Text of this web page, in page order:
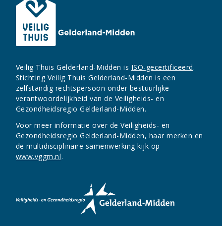
Veilig Thuis Gelderland-Midden is ISO-gecertificeerd.
Stichting Veilig Thuis Gelderland-Midden is een
zelfstandig rechtspersoon onder bestuurlijke
verantwoordelijkheid van de Veiligheids- en
Gezondheidsregio Gelderland-Midden.
Voor meer informatie over de Veiligheids- en
Gezondheidsregio Gelderland-Midden, haar merken en
de multidisciplinaire samenwerking kijk op
www.vggm.nl.